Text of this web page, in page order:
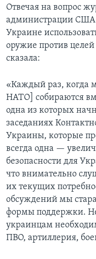
Отвечая на вопрос
администрации США
Украине
оружие против
сказала:
«Каждый раз, когда
НАТО] собираются
одна из которых
заседаниях
Украины, которые
всегда одна —
безопасности для
что внимательно
их текущих
обсуждений мы
формы поддержки. Не
украинцам
ПВО, артиллерия,